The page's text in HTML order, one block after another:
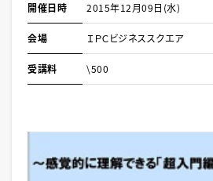
開催日時 2015年12月09日(水)
会場 ＩＰＣビジネススクエア
受講料 \500